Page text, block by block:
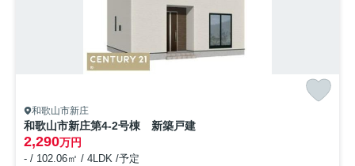
和歌山市新庄
和歌山市新庄第4-2号棟 新築戸建
2,290万円
- / 102.06㎡ / 4LDK /予定